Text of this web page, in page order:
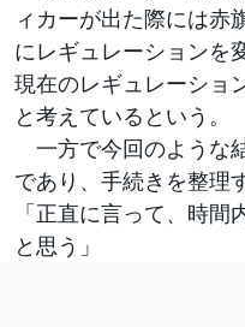
ィカーが出た際には赤
にレギュレーションを
現在のレギュレーショ
と考えているという。
一方で今回のような
であり、手続きを整理
「正直に言って、時
と思う」